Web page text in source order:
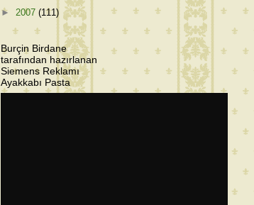
► 2007 (111)
Burçin Birdane
tarafından hazırlanan
Siemens Reklamı
Ayakkabı Pasta